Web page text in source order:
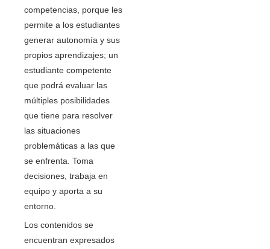
competencias, porque les
permite a los estudiantes
generar autonomía y sus
propios aprendizajes; un
estudiante competente
que podrá evaluar las
múltiples posibilidades
que tiene para resolver
las situaciones
problemáticas a las que
se enfrenta. Toma
decisiones, trabaja en
equipo y aporta a su
entorno.
Los contenidos se
encuentran expresados